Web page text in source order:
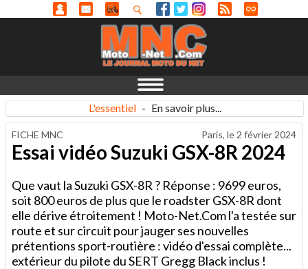
L'essentiel - En savoir plus...
FICHE MNC Paris, le 2 février 2024
Essai vidéo Suzuki GSX-8R 2024
Que vaut la Suzuki GSX-8R ? Réponse : 9699 euros,
soit 800 euros de plus que le roadster GSX-8R dont
elle dérive étroitement ! Moto-Net.Com l'a testée sur
route et sur circuit pour jauger ses nouvelles
prétentions sport-routière : vidéo d'essai complète...
extérieur du pilote du SERT Gregg Black inclus !